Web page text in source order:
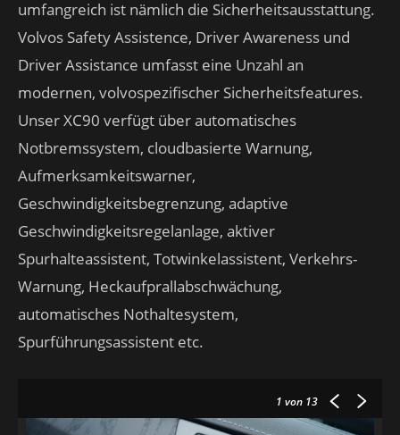
umfangreich ist nämlich die Sicherheitsausstattung.
Volvos Safety Assistence, Driver Awareness und
Driver Assistance umfasst eine Unzahl an
modernen, volvospezifischer Sicherheitsfeatures.
Unser XC90 verfügt über automatisches
Notbremssystem, cloudbasierte Warnung,
Aufmerksamkeitswarner,
Geschwindigkeitsbegrenzung, adaptive
Geschwindigkeitsregelanlage, aktiver
Spurhalteassistent, Totwinkelassistent, Verkehrs-
Warnung, Heckaufprallabschwächung,
automatisches Nothaltesystem,
Spurführungsassistent etc.
1 von 13